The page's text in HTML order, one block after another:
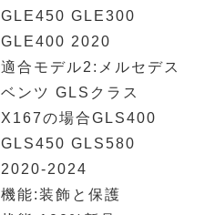
GLE450 GLE300
GLE400 2020
適合モデル2:メルセデス
ベンツ GLSクラス
X167の場合GLS400
GLS450 GLS580
2020-2024
機能:装飾と保護